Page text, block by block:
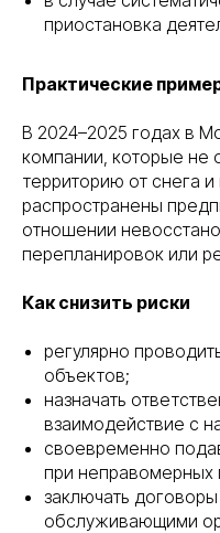
приостановка
Практические
В 2024–2025 годах в
компании, которые
территорию от снега
распространены
отношении
перепланировок или
Как снизить риски
регулярно
объектов;
назначать
взаимодействие с
своевременно
при неправомерных
заключать
обслуживающими